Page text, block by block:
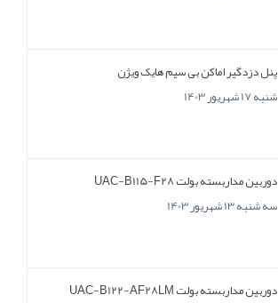
پنل دزدگیر اماکن بی سیم هایک ویژن
شنبه 17 شهریور 1403
دوربین مداربسته بولت UAC-B115-F28
سه شنبه 13 شهریور 1403
دوربین مداربسته بولت UAC-B122-AF28LM